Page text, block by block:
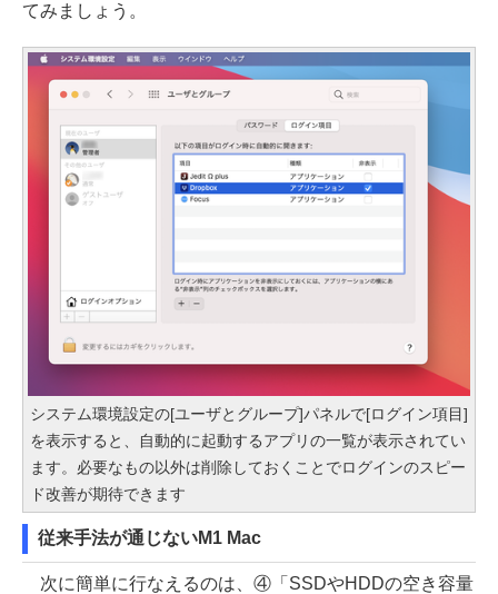
てみましょう。
システム環境設定の[ユーザとグループ]パネルで[ログイン項目]
を表示すると、自動的に起動するアプリの一覧が表示されてい
ます。必要なもの以外は削除しておくことでログインのスピー
ド改善が期待できます
従来手法が通じないM1 Mac
次に簡単に行なえるのは、④「SSDやHDDの空き容量